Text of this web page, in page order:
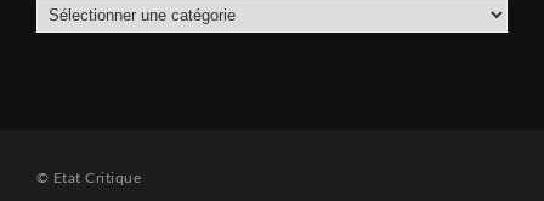
Catégories
© Etat Critique